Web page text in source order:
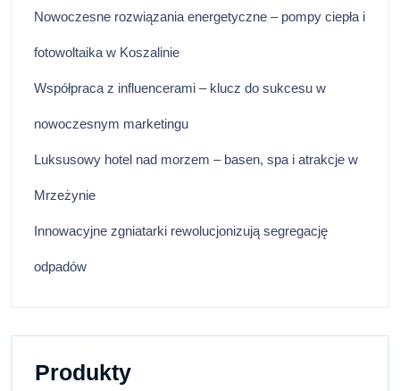
Nowoczesne rozwiązania energetyczne – pompy ciepła i
fotowoltaika w Koszalinie
Współpraca z influencerami – klucz do sukcesu w
nowoczesnym marketingu
Luksusowy hotel nad morzem – basen, spa i atrakcje w
Mrzeżynie
Innowacyjne zgniatarki rewolucjonizują segregację
odpadów
Produkty